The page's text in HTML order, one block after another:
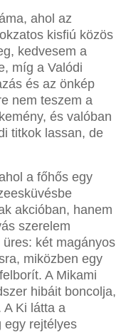
ahol az
kisfiú közös
kedvesem a
míg a Valódi
és az önkép
nem teszem a
és valóban
titkok lassan, de
a főhős egy
akcióban, hanem
szerelem
két magányos
miközben egy
A Mikami
hibáit boncolja,
Ki látta a
egy rejtélyes